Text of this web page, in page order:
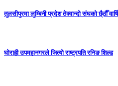
तुलसीपुरमा लुम्बिनी प्रदेश तेक्वान्दो संघको छै्ठौँ
घोराही उपमहानगरले जित्यो राष्ट्रपति रनिङ शिल्ड